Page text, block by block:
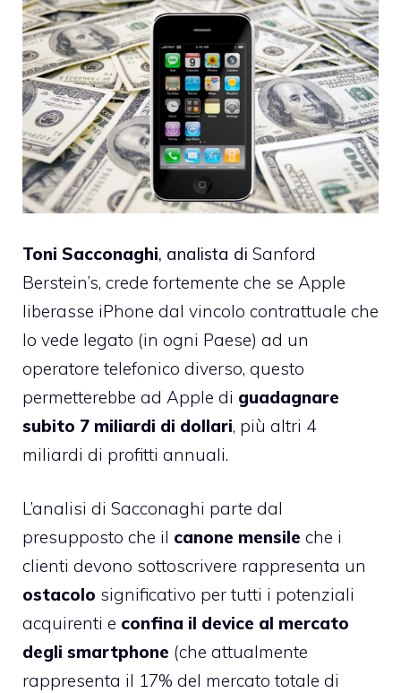
Toni Sacconaghi, analista di Sanford
Berstein’s, crede fortemente che se Apple
liberasse iPhone dal vincolo contrattuale che
lo vede legato (in ogni Paese) ad un
operatore telefonico diverso, questo
permetterebbe ad Apple di guadagnare
subito 7 miliardi di dollari, più altri 4
miliardi di profitti annuali.
L’analisi di Sacconaghi parte dal
presupposto che il canone mensile che i
clienti devono sottoscrivere rappresenta un
ostacolo significativo per tutti i potenziali
acquirenti e confina il device al mercato
degli smartphone (che attualmente
rappresenta il 17% del mercato totale di